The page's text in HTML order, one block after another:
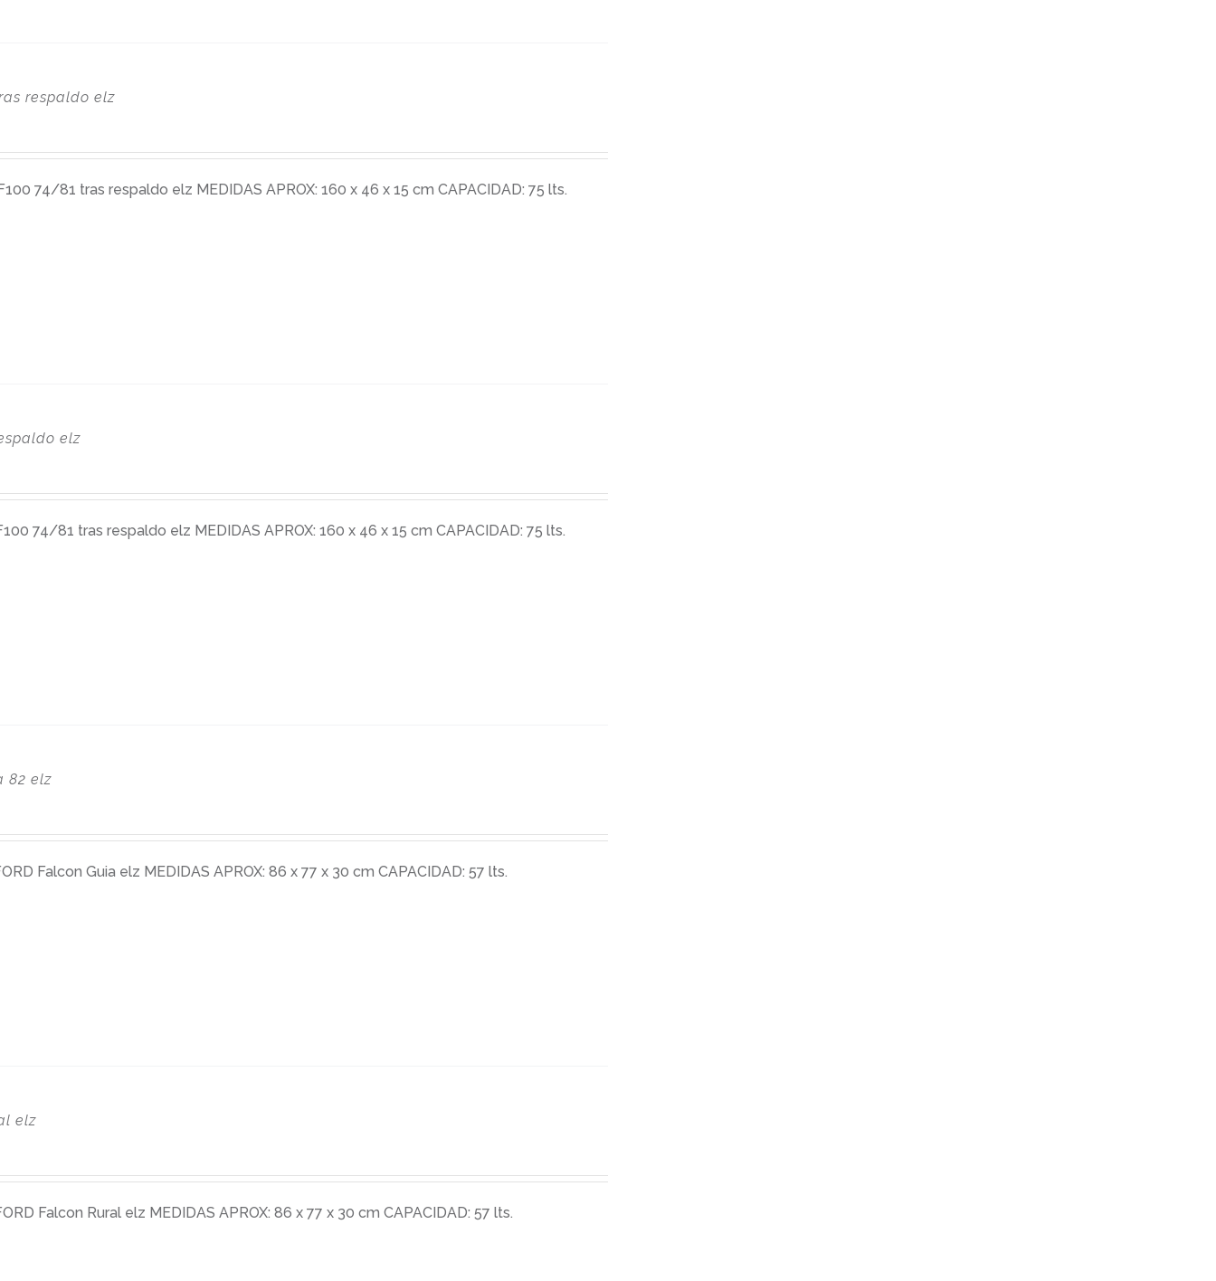
respaldo elz
74/81 tras respaldo elz MEDIDAS APROX: 160 x 46 x 15 cm CAPACIDAD: 75 lts.
elz
74/81 tras respaldo elz MEDIDAS APROX: 160 x 46 x 15 cm CAPACIDAD: 75 lts.
82 elz
Falcon Guia elz MEDIDAS APROX: 86 x 77 x 30 cm CAPACIDAD: 57 lts.
elz
Falcon Rural elz MEDIDAS APROX: 86 x 77 x 30 cm CAPACIDAD: 57 lts.